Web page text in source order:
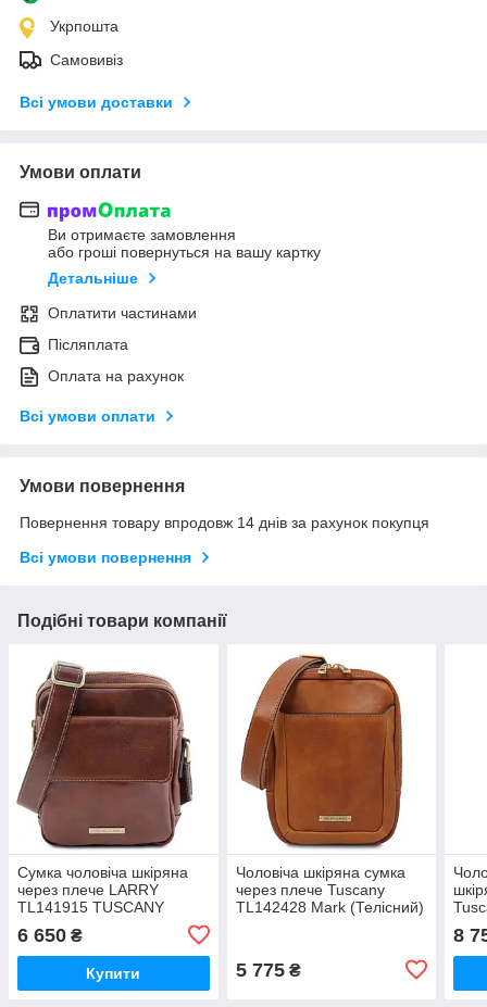
Укрпошта
Самовивіз
Всі умови доставки
Умови оплати
Ви отримаєте замовлення
або гроші повернуться на вашу картку
Детальніше
Оплатити частинами
Післяплата
Оплата на рахунок
Всі умови оплати
Умови повернення
Повернення товару впродовж 14 днів за рахунок покупця
Всі умови повернення
Подібні товари компанії
Сумка чоловіча шкіряна
через плече LARRY
TL141915 TUSCANY
6 650 ₴
Купити
Чоловіча шкіряна сумка
через плече Tuscany
TL142428 Mark (Телісний)
5 775₴
8